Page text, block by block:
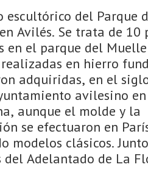
escultórico del Parque
Avilés. Se trata de 10
en el parque del Muelle
en hierro
adquiridas, en el
avilesino en
aunque el molde y la
se efectuaron en
modelos clásicos.
del Adelantado de La